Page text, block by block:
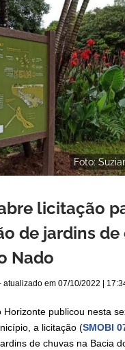
Foto:
licitação
de jardins de
Nado
atualizado em 07/10/2022 |
Horizonte publicou nesta
a licitação (SMOBI
de chuvas na Bacia